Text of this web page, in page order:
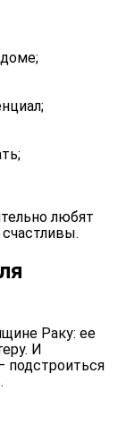
любят
Раку: ее
И
подстроиться